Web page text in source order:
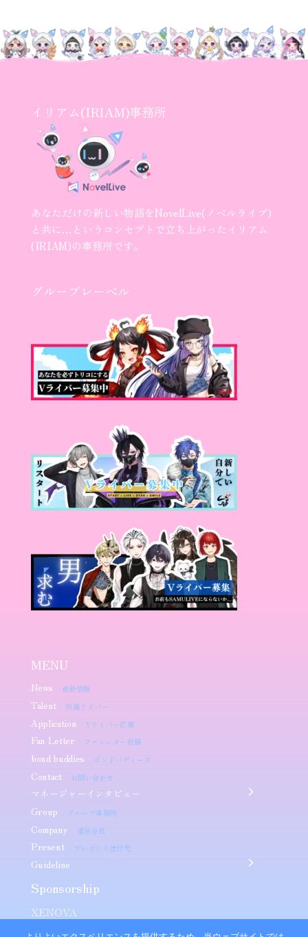
イリアム(IRIAM)事務所
あなただけの新しい物語をNovelLive(ノベルライブ)
と共に…というコンセプトで立ち上がったイリアム
(IRIAM)の事務所です。
グループレーベル
MENU
News 最新情報
Talent 所属ライバー
Application Vライバー応募
Fan Letter ファンレター投稿
bond buddies ボンドバディーズ
Contact お問い合わせ
マネージャーインタビュー
Group
グループ事務所
Company 運営会社
Present プレゼント送付先
Guideline
Sponsorship​
XENOVA